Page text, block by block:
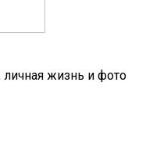
жизнь и фото